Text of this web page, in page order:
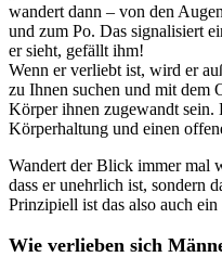
wandert dann – von den
und zum Po. Das signalisiert
er sieht, gefällt ihm!
Wenn er verliebt ist, wird er
zu Ihnen suchen und mit dem
Körper ihnen zugewandt sein.
Körperhaltung und einen
Wandert der Blick immer mal
dass er unehrlich ist, sondern
Prinzipiell ist das also auch ein
Wie verlieben sich